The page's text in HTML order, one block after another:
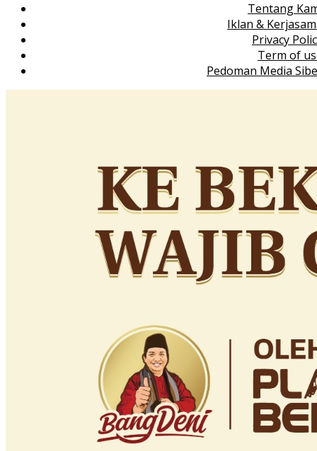
Tentang
Iklan &
Privacy
Term of
Pedoman Media